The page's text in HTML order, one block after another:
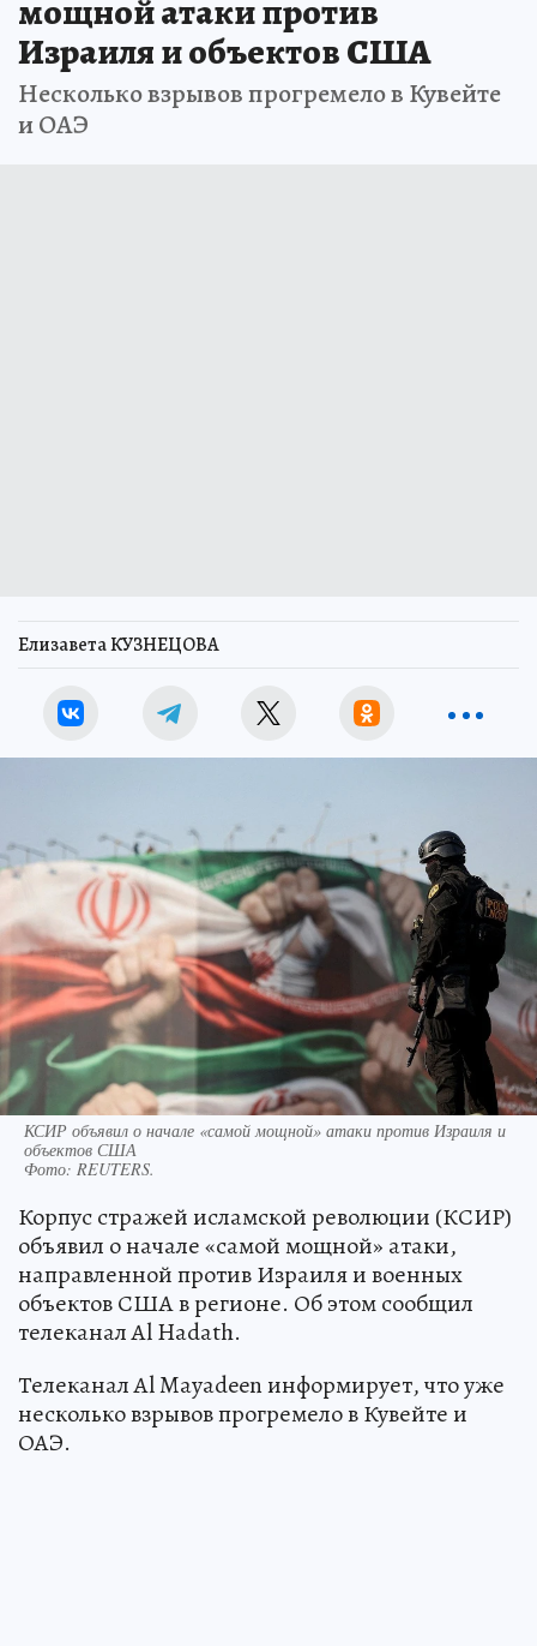
КСИР объявил о начале самой
мощной атаки против
Израиля и объектов США
Несколько взрывов прогремело в Кувейте
КСИР объявил о начале «самой мощной» атаки против Израиля и
Фото:
Корпус стражей исламской революции (КСИР)
объявил о начале «самой мощной» атаки,
направленной против Израиля и военных
объектов США в регионе. Об этом сообщил
телеканал Al Hadath.
Телеканал Al Mayadeen информирует, что уже
несколько взрывов прогремело в Кувейте и